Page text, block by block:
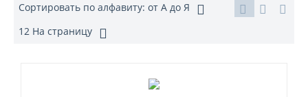
Сортировать по алфавиту: от А до Я
12 На страницу